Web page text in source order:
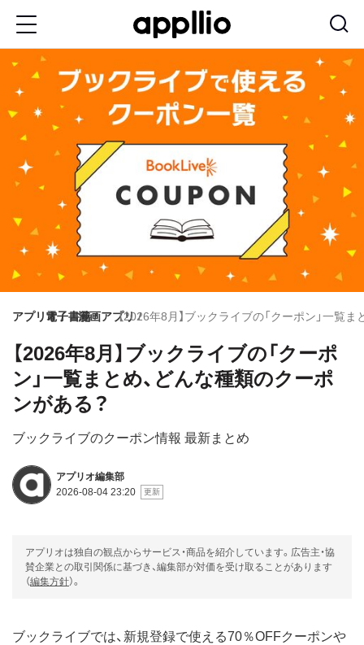
ン
ン
動
アプリオ電子書籍漫画アプリ【2026年8月】ブックライブの「クーポン」一覧
【2026年8月】ブックライブの「クーポ
ン」一覧まとめ、どんな種類のクーポ
ンがある？
ブックライブのクーポン情報 最新まとめ
アプリオ編集部
2026-08-04 23:20
アプリオは独自の観点からサービス・商品を紹介しています。広告主・協
賛企業との取引関係に基づき、編集部が対価を受け取ることがあります
（編集方針）。
ブックライブでは、新規登録で使える70％OFFクーポンや